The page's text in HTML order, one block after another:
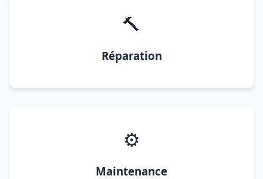
🔨
Réparation
⚙️
Maintenance